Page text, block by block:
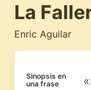
La
Enric Aguilar
Sinopsis en
una frase